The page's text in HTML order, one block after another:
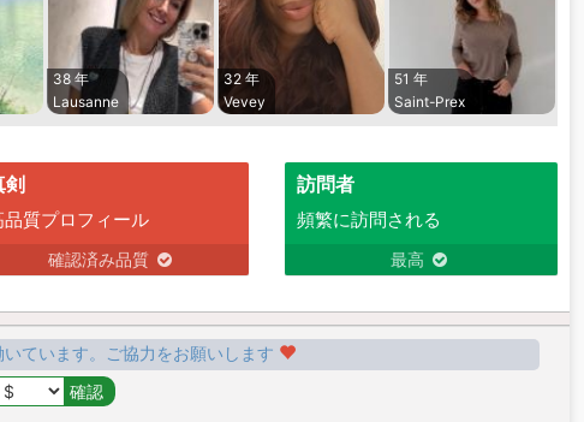
38 年
Lausanne
32 年
Vevey
51 年
Saint-Prex
剣
品質プロフィール
確認済み品質
訪問者
頻繁に訪問される
最高
ています。ご協力をお願いします